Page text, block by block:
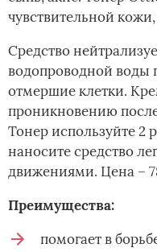
чувствительной
Средство
водопроводной воды
отмершие клетки.
проникновению
Тонер используйте 2
наносите средство
движениями. Цена –
Преимущества:
помогает в